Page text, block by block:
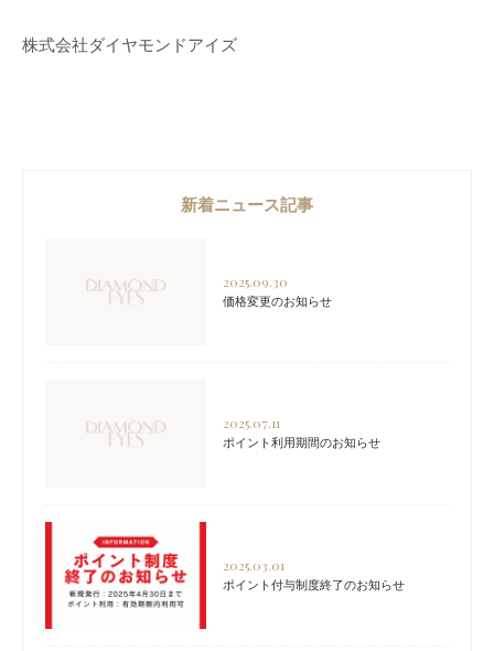
株式会社ダイヤモンドアイズ
新着ニュース記事
2025.09.30
価格変更のお知らせ
2025.07.11
ポイント利用期間のお知らせ
2025.03.01
ポイント付与制度終了のお知らせ